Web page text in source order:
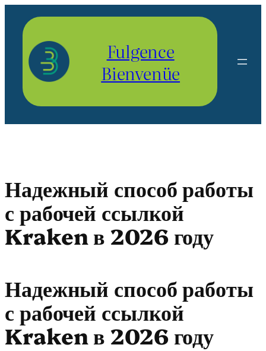
contenu
Fulgence
Bienvenüe
Надежный способ работы
с рабочей ссылкой
Kraken в 2026 году
Надежный способ работы
с рабочей ссылкой
Kraken в 2026 году